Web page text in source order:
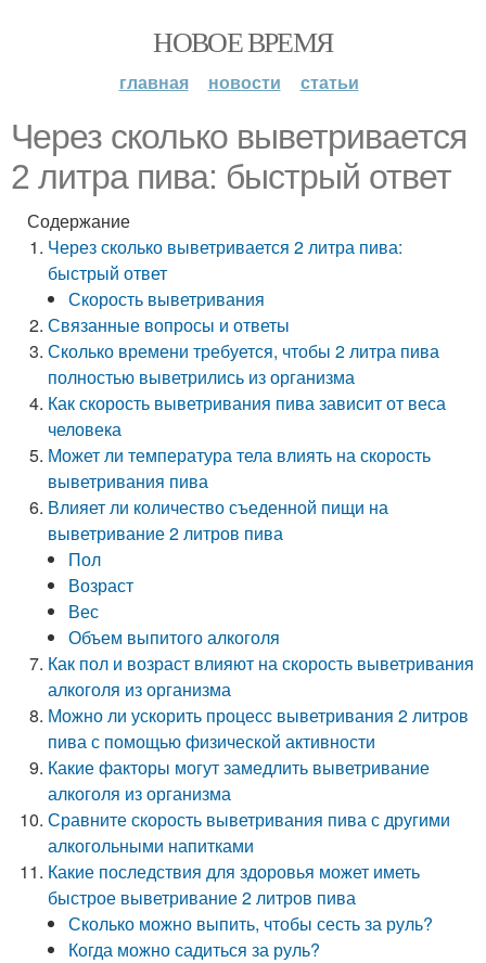
НОВОЕ ВРЕМЯ
главная новости статьи
Через сколько выветривается
2 литра пива: быстрый ответ
Содержание
Через сколько выветривается 2 литра пива:
быстрый ответ
Скорость выветривания
Связанные вопросы и ответы
Сколько времени требуется, чтобы 2 литра пива
полностью выветрились из организма
Как скорость выветривания пива зависит от веса
человека
Может ли температура тела влиять на скорость
выветривания пива
Влияет ли количество съеденной пищи на
выветривание 2 литров пива
Пол
Возраст
Вес
Объем выпитого алкоголя
Как пол и возраст влияют на скорость выветривания
алкоголя из организма
Можно ли ускорить процесс выветривания 2 литров
пива с помощью физической активности
Какие факторы могут замедлить выветривание
алкоголя из организма
Сравните скорость выветривания пива с другими
алкогольными напитками
Какие последствия для здоровья может иметь
быстрое выветривание 2 литров пива
Сколько можно выпить, чтобы сесть за руль?
Когда можно садиться за руль?